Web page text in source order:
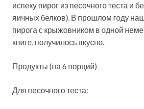
испеку пирог из песочного теста и
яичных белков). В прошлом году
пирога с крыжовником в одной
книге, получилось вкусно.
Продукты (на 6 порций)
Для песочного теста: